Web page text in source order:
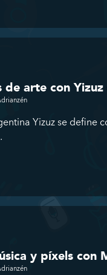
de arte con
Yizuz se define
y píxels con